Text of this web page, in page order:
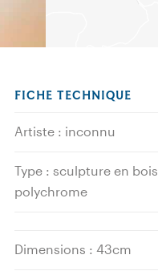
FICHE TECHNIQUE
Artiste : inconnu
Type : sculpture en bois
polychrome
Dimensions : 43cm